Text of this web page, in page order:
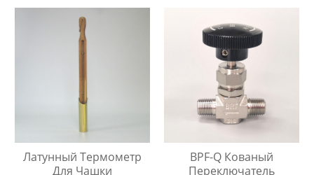
Латунный Термометр
Для Чашки
BPF-Q Кованый
Переключатель